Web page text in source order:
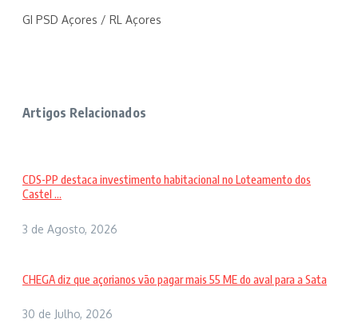
GI PSD Açores / RL Açores
Artigos Relacionados
CDS-PP destaca investimento habitacional no Loteamento dos
Castel ...
3 de Agosto, 2026
CHEGA diz que açorianos vão pagar mais 55 ME do aval para a Sata
30 de Julho, 2026